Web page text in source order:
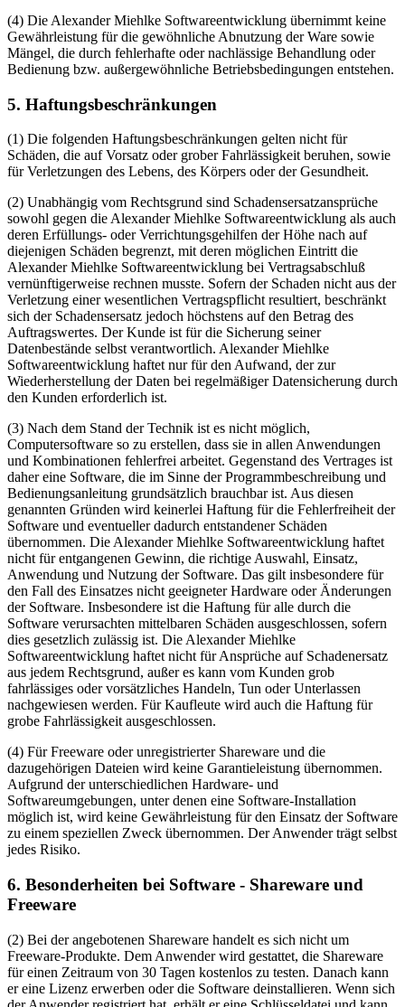
(4) Die Alexander Miehlke Softwareentwicklung übernimmt keine
Gewährleistung für die gewöhnliche Abnutzung der Ware sowie
Mängel, die durch fehlerhafte oder nachlässige Behandlung oder
Bedienung bzw. außergewöhnliche Betriebsbedingungen entstehen.
5. Haftungsbeschränkungen
(1) Die folgenden Haftungsbeschränkungen gelten nicht für
Schäden, die auf Vorsatz oder grober Fahrlässigkeit beruhen, sowie
für Verletzungen des Lebens, des Körpers oder der Gesundheit.
(2) Unabhängig vom Rechtsgrund sind Schadensersatzansprüche
sowohl gegen die Alexander Miehlke Softwareentwicklung als auch
deren Erfüllungs- oder Verrichtungsgehilfen der Höhe nach auf
diejenigen Schäden begrenzt, mit deren möglichen Eintritt die
Alexander Miehlke Softwareentwicklung bei Vertragsabschluß
vernünftigerweise rechnen musste. Sofern der Schaden nicht aus der
Verletzung einer wesentlichen Vertragspflicht resultiert, beschränkt
sich der Schadensersatz jedoch höchstens auf den Betrag des
Auftragswertes. Der Kunde ist für die Sicherung seiner
Datenbestände selbst verantwortlich. Alexander Miehlke
Softwareentwicklung haftet nur für den Aufwand, der zur
Wiederherstellung der Daten bei regelmäßiger Datensicherung durch
den Kunden erforderlich ist.
(3) Nach dem Stand der Technik ist es nicht möglich,
Computersoftware so zu erstellen, dass sie in allen Anwendungen
und Kombinationen fehlerfrei arbeitet. Gegenstand des Vertrages ist
daher eine Software, die im Sinne der Programmbeschreibung und
Bedienungsanleitung grundsätzlich brauchbar ist. Aus diesen
genannten Gründen wird keinerlei Haftung für die Fehlerfreiheit der
Software und eventueller dadurch entstandener Schäden
übernommen. Die Alexander Miehlke Softwareentwicklung haftet
nicht für entgangenen Gewinn, die richtige Auswahl, Einsatz,
Anwendung und Nutzung der Software. Das gilt insbesondere für
den Fall des Einsatzes nicht geeigneter Hardware oder Änderungen
der Software. Insbesondere ist die Haftung für alle durch die
Software verursachten mittelbaren Schäden ausgeschlossen, sofern
dies gesetzlich zulässig ist. Die Alexander Miehlke
Softwareentwicklung haftet nicht für Ansprüche auf Schadenersatz
aus jedem Rechtsgrund, außer es kann vom Kunden grob
fahrlässiges oder vorsätzliches Handeln, Tun oder Unterlassen
nachgewiesen werden. Für Kaufleute wird auch die Haftung für
grobe Fahrlässigkeit ausgeschlossen.
(4) Für Freeware oder unregistrierter Shareware und die
dazugehörigen Dateien wird keine Garantieleistung übernommen.
Aufgrund der unterschiedlichen Hardware- und
Softwareumgebungen, unter denen eine Software-Installation
möglich ist, wird keine Gewährleistung für den Einsatz der Software
zu einem speziellen Zweck übernommen. Der Anwender trägt selbst
jedes Risiko.
6. Besonderheiten bei Software - Shareware und
Freeware
(2) Bei der angebotenen Shareware handelt es sich nicht um
Freeware-Produkte. Dem Anwender wird gestattet, die Shareware
für einen Zeitraum von 30 Tagen kostenlos zu testen. Danach kann
er eine Lizenz erwerben oder die Software deinstallieren. Wenn sich